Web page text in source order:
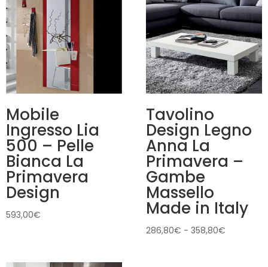
Mobile
Ingresso Lia
500 – Pelle
Bianca La
Primavera
Design
593,00€
Tavolino
Design Legno
Anna La
Primavera –
Gambe
Massello
Made in Italy
286,80€ - 358,80€